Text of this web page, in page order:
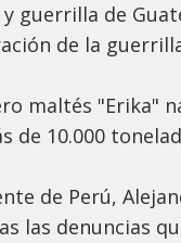
guerrilla de
de la
maltés "Erika"
de 10.000
de Perú,
las denuncias